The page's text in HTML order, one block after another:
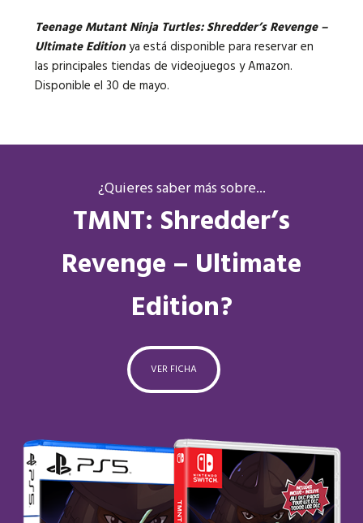
Teenage Mutant Ninja Turtles: Shredder’s Revenge –
Ultimate Editionya está disponible para reservar en
las principales tiendas de videojuegos y Amazon.
Disponible el 30 de mayo.
¿Quieres saber más sobre...
TMNT: Shredder’s
Revenge – Ultimate
Edition?
VER FICHA